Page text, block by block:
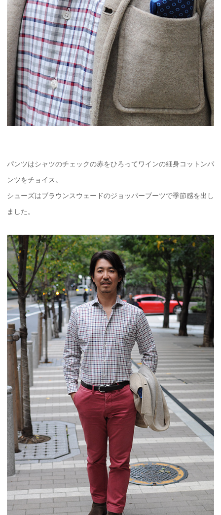
パンツはシャツのチェックの赤をひろってワインの細身コットンパ
ンツをチョイス。
シューズはブラウンスウェードのジョッパーブーツで季節感を出し
ました。